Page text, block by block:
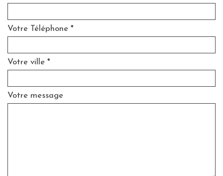
Votre Téléphone *
Votre ville *
Votre message